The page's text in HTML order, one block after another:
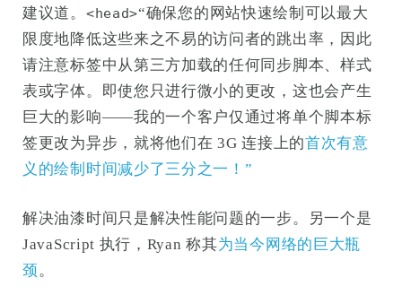
建议道。 <head>“确保您的网站快速绘制可以最大
限度地降低这些来之不易的访问者的跳出率，因此
请注意标签中从第三方加载的任何同步脚本、样式
表或字体。即使您只进行微小的更改，这也会产生
巨大的影响——我的一个客户仅通过将单个脚本标
签更改为异步，就将他们在 3G 连接上的首次有意
义的绘制时间减少了三分之一！”
解决油漆时间只是解决性能问题的一步。另一个是
JavaScript 执行，Ryan 称其为当今网络的巨大瓶
颈。